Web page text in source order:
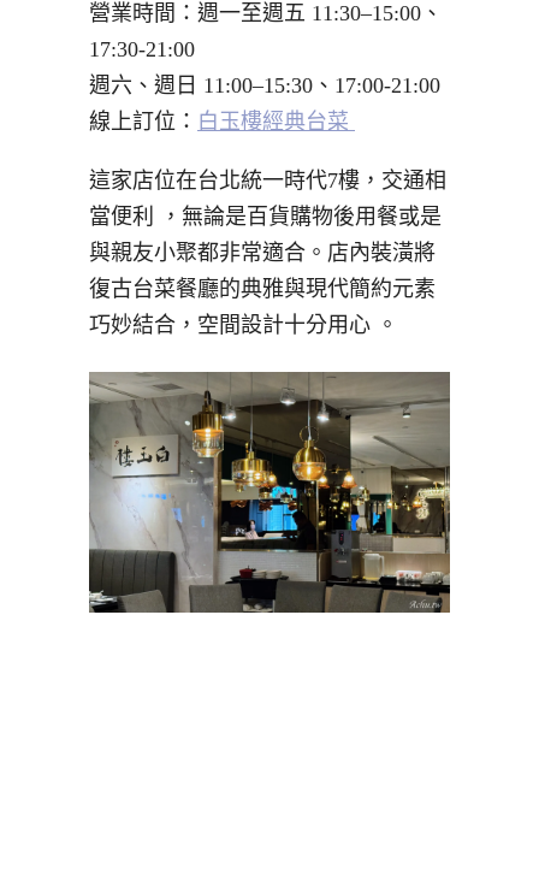
營業時間：週一至週五 11:30–15:00、
17:30-21:00
週六、週日 11:00–15:30、17:00-21:00
線上訂位： 白玉樓經典台菜
這家店位在台北統一時代7樓，交通相
當便利
，無論是百貨購物後用餐或是
與親友小聚都非常適合。店內裝潢將
復古台菜餐廳的典雅與現代簡約元素
巧妙結合，空間設計十分用心 。